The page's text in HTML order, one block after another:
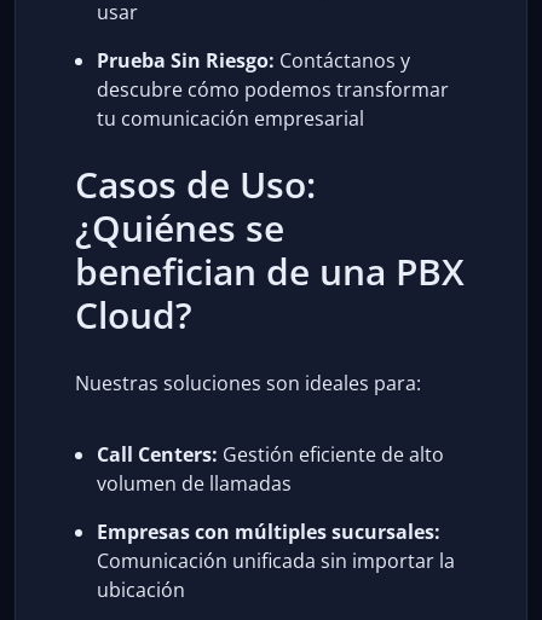
usar
Prueba Sin Riesgo: Contáctanos y
descubre cómo podemos transformar
tu comunicación empresarial
Casos de Uso:
¿Quiénes se
benefician de una PBX
Cloud?
Nuestras soluciones son ideales para:
Call Centers: Gestión eficiente de alto
volumen de llamadas
Empresas con múltiples sucursales:
Comunicación unificada sin importar la
ubicación